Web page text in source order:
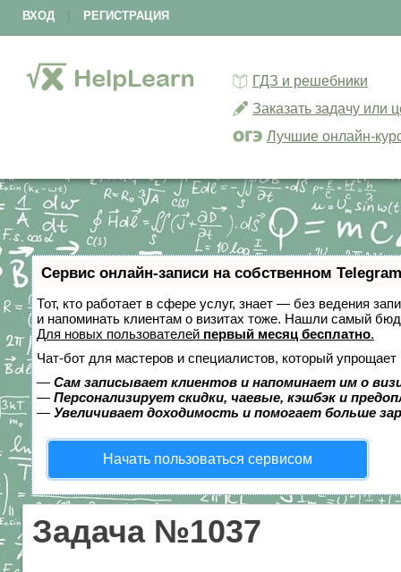
ВХОД РЕГИСТРАЦИЯ
ГДЗ и решебники
Заказать задачу или
Лучшие онлайн-
Сервис онлайн-записи на собственном
Тот, кто работает в сфере услуг, знает — без ведения
и напоминать клиентам о визитах тоже. Нашли самый
Для новых пользователей первый месяц бесплатно.
Чат-бот для мастеров и специалистов, который упрощает
— Сам записывает клиентов и напоминает им о
— Персонализирует скидки, чаевые, кэшбэк и
— Увеличивает доходимость и помогает больше
Начать пользоваться сервисом
Задача №1037